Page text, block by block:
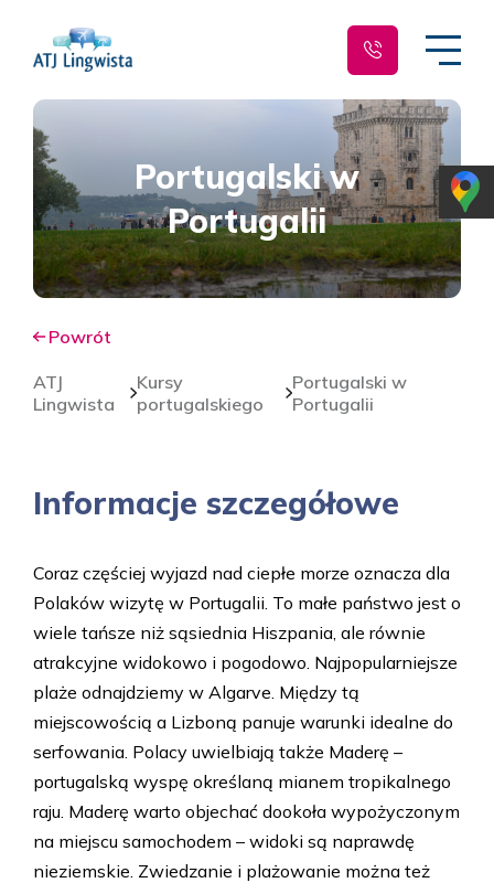
Portugalski w
Portugalii
Powrót
ATJ
Lingwista
Kursy
portugalskiego
Portugalski w
Portugalii
Informacje szczegółowe
Coraz częściej wyjazd nad ciepłe morze oznacza dla
Polaków wizytę w Portugalii. To małe państwo jest o
wiele tańsze niż sąsiednia Hiszpania, ale równie
atrakcyjne widokowo i pogodowo. Najpopularniejsze
plaże odnajdziemy w Algarve. Między tą
miejscowością a Lizboną panuje warunki idealne do
serfowania. Polacy uwielbiają także Maderę –
portugalską wyspę określaną mianem tropikalnego
raju. Maderę warto objechać dookoła wypożyczonym
na miejscu samochodem – widoki są naprawdę
nieziemskie. Zwiedzanie i plażowanie można też